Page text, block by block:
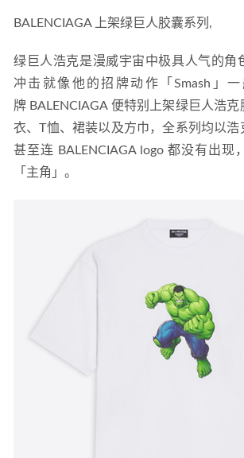
BALENCIAGA 上架绿巨人胶囊系列,
绿巨人浩克是漫威宇宙中极具人气的角
冲击就像他的招牌动作「Smash」
牌 BALENCIAGA 便特别上架绿巨人浩
衣、T恤、裙装以及方巾，全系列均以浩
甚至连 BALENCIAGA logo 都没有出现
「主角」。